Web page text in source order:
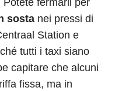
Potete fermarli per
sosta nei pressi di
Station e
tutti i taxi siano
capitare che alcuni
fissa, ma in